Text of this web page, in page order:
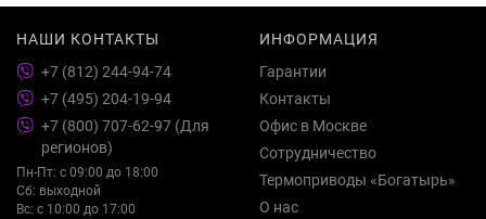
НАШИ КОНТАКТЫ
+7 (812) 244-94-74
+7 (495) 204-19-94
+7 (800) 707-62-97 (Для
регионов)
Пн-Пт: с 09:00 до 18:00
Сб: выходной
Вс: с 10:00 до 17:00
ИНФОРМАЦИЯ
Гарантии
Контакты
Офис в Москве
Сотрудничество
Термоприводы «Богатырь»
О нас